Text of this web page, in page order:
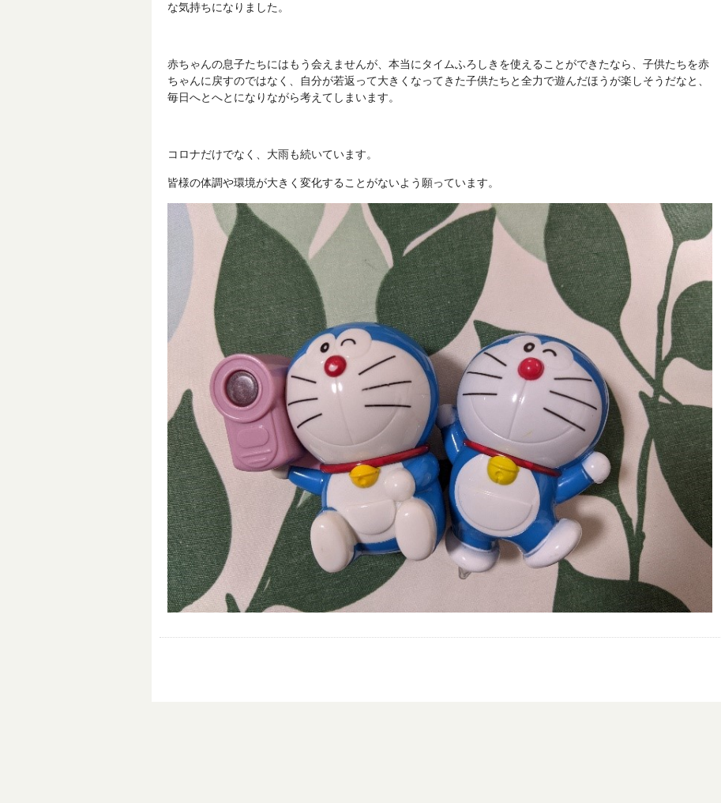
な気持ちになりました。
赤ちゃんの息子たちにはもう会えませんが、本当にタイムふろしきを使えることができたなら、子供たちを赤
ちゃんに戻すのではなく、自分が若返って大きくなってきた子供たちと全力で遊んだほうが楽しそうだなと、
毎日へとへとになりながら考えてしまいます。
コロナだけでなく、大雨も続いています。
皆様の体調や環境が大きく変化することがないよう願っています。